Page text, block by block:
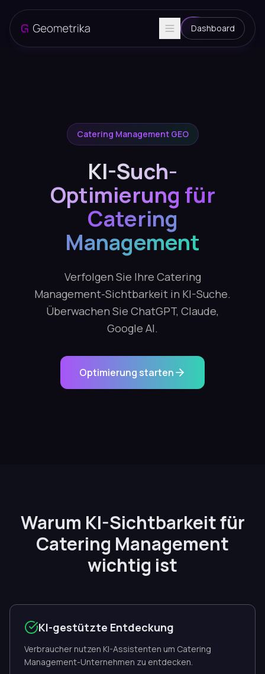
Dashboard
Catering Management GEO
KI-Such-
Optimierung für
Catering
Management
Verfolgen Sie Ihre Catering
Management-Sichtbarkeit in KI-Suche.
Überwachen Sie ChatGPT, Claude,
Google AI.
Optimierung starten
Warum KI-Sichtbarkeit für
Catering Management
wichtig ist
KI-gestützte Entdeckung
Verbraucher nutzen KI-Assistenten um Catering
Management-Unternehmen zu entdecken.